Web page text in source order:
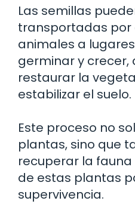
Las semillas
transportadas por
animales a
germinar y crecer,
restaurar la
estabilizar el suelo.
Este proceso no
plantas, sino que
recuperar la
de estas plantas
supervivencia.